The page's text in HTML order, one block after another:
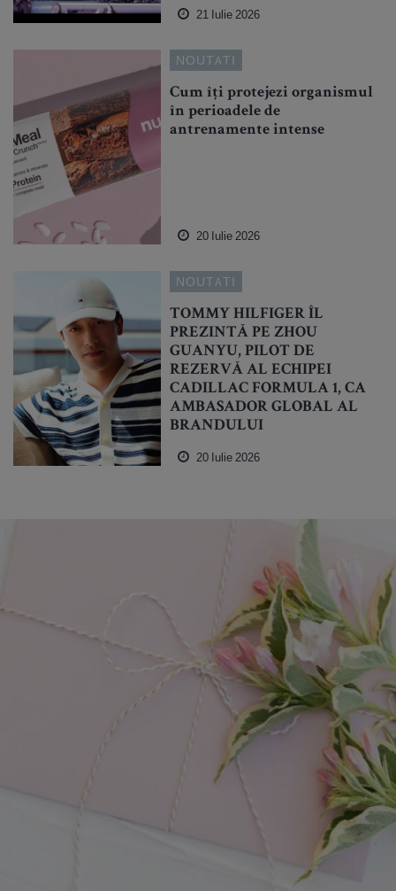
21 Iulie 2026
NOUTATI
Cum îți protejezi organismul
în perioadele de
antrenamente intense
20 Iulie 2026
NOUTATI
TOMMY HILFIGER ÎL
PREZINTĂ PE ZHOU
GUANYU, PILOT DE
REZERVĂ AL ECHIPEI
CADILLAC FORMULA 1, CA
AMBASADOR GLOBAL AL
BRANDULUI
20 Iulie 2026